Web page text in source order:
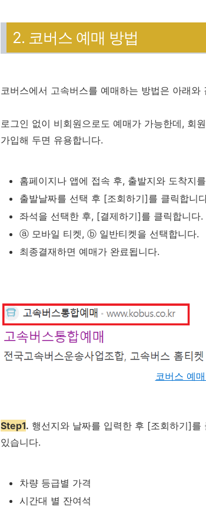
2. 코버스 예매 방법
코버스에서 고속버스를 예매하는 방법은 아래와
로그인 없이 비회원으로도 예매가 가능한데, 회
가입해 두면 유용합니다.
홈페이지나 앱에 접속 후, 출발지와 도착지
출발날짜를 선택 후 [조회하기]를 클릭합니
좌석을 선택한 후, [결제하기]를 클릭합니다.
ⓐ 모바일 티켓, ⓑ 일반티켓을 선택합니다.
최종결재하면 예매가 완료됩니다.
코버스 예
Step1. 행선지와 날짜를 입력한 후 [조회하기]
있습니다.
차량 등급별 가격
시간대 별 잔여석